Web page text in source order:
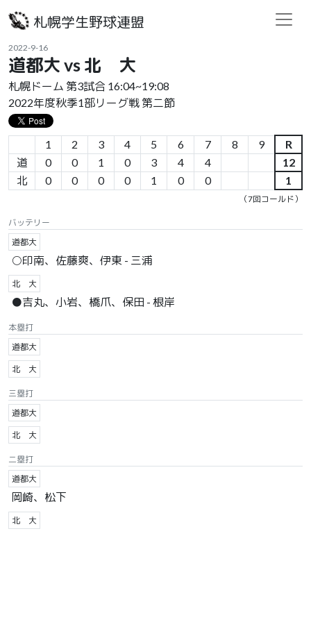
札幌学生野球連盟
2022-9-16
道都大 vs 北 大
札幌ドーム 第3試合 16:04~19:08
2022年度秋季1部リーグ戦 第二節
1 2 3 4 5 6 7 8 9
R
道
0 0 1 0 3 4 4
12
北
0 0 0 0 1 0 0 1
（7回コールド）
バッテリー
道都大
○印南、佐藤爽、伊東 - 三浦
北 大
●吉丸、小岩、橋爪、保田 - 根岸
本塁打
道都大
北 大
三塁打
道都大
北 大
二塁打
道都大
岡崎、松下
北 大